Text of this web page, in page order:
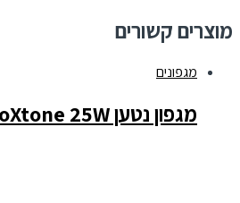
מוצרים קשורים
מגפונים
מגפון נטען ProXtone 25W